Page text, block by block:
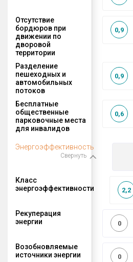
Отсутствие
бордюров при
движении по
дворовой
территории
0,9
Разделение
пешеходных и
автомобильных
потоков
0,9
Бесплатные
общественные
парковочные места
для инвалидов
0,6
Энергоэффективность
Свернуть
Класс
энергоэффективности
2,2
Рекуперация
энергии
0
Возобновляемые
источники энергии
0